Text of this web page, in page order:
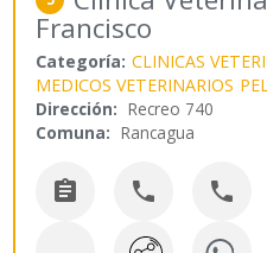
Francisco
Categoría: CLINICAS
MEDICOS VETERINARIOS
Dirección: Recreo 740
Comuna: Rancagua
  